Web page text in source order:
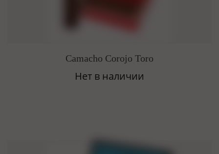
Camacho Corojo Toro
Нет в наличии